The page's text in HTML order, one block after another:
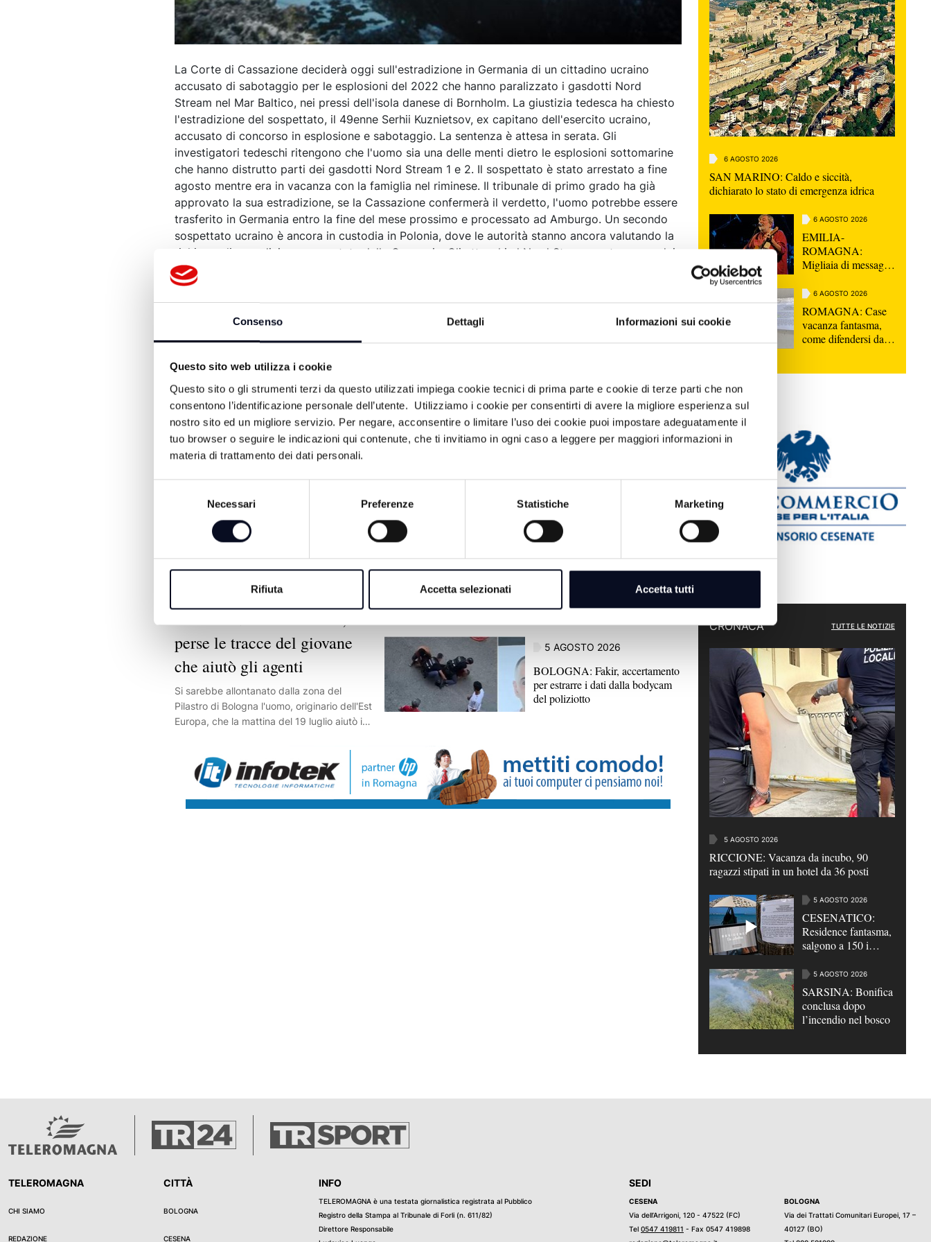
Consenso Dettagli Informazioni sui cookie
Questo sito web utilizza i cookie
Questo sito o gli strumenti terzi da questo utilizzati impiega cookie tecnici di prima parte e cookie di terze parti che non
consentono l’identificazione personale dell’utente. Utilizziamo i cookie per consentirti di avere la migliore esperienza sul
nostro sito ed un migliore servizio. Per negare, acconsentire o limitare l’uso dei cookie puoi impostare adeguatamente il
tuo browser o seguire le indicazioni qui contenute, che ti invitiamo in ogni caso a leggere per maggiori informazioni in
materia di trattamento dei dati personali.
Necessari Preferenze Statistiche Marketing
Rifiuta Accetta selezionati Accetta tutti
La Corte di Cassazione deciderà oggi sull'estradizione in Germania di un cittadino ucraino
accusato di sabotaggio per le esplosioni del 2022 che hanno paralizzato i gasdotti Nord
Stream nel Mar Baltico, nei pressi dell'isola danese di Bornholm. La giustizia tedesca ha chiesto
l'estradizione del sospettato, il 49enne Serhii Kuznietsov, ex capitano dell'esercito ucraino,
accusato di concorso in esplosione e sabotaggio. La sentenza è attesa in serata. Gli
investigatori tedeschi ritengono che l'uomo sia una delle menti dietro le esplosioni sottomarine
che hanno distrutto parti dei gasdotti Nord Stream 1 e 2. Il sospettato è stato arrestato a fine
agosto mentre era in vacanza con la famiglia nel riminese. Il tribunale di primo grado ha già
approvato la sua estradizione, se la Cassazione confermerà il verdetto, l'uomo potrebbe essere
trasferito in Germania entro la fine del mese prossimo e processato ad Amburgo. Un secondo
sospettato ucraino è ancora in custodia in Polonia, dove le autorità stanno ancora valutando la
richiesta di estradizione presentata dalla Germania. Gli attacchi al Nord Stream restano uno dei
casi irrisolti più delicati dal punto di vista politico in Europa.
ALTRE NOTIZIE DI CRONACA
BOLOGNA: Morte Fakir,
perse le tracce del giovane
che aiutò gli agenti
Si sarebbe allontanato dalla zona del
Pilastro di Bologna l'uomo, originario dell'Est
Europa, che la mattina del 19 luglio aiutò i
un'azione ripresa da video filmati dai
residenti. Secondo quanto si apprende il
testimone, che viveva in zona, se ne
sarebbe andato dopo aver ricevuto minacce
investimenti, sequestrati beni di
recuperato in una scarpata, è
grave
5 AGOSTO 2026
BOLOGNA: Fakir, accertamento
per estrarre i dati dalla bodycam
del poliziotto
6 AGOSTO 2026
SAN MARINO: Caldo e siccità,
dichiarato lo stato di emergenza idrica
6 AGOSTO 2026
EMILIA-
ROMAGNA:
Migliaia di messaggi
Guccini, "Non
morirà mai"
6 AGOSTO 2026
ROMAGNA: Case
vacanza fantasma,
come difendersi dalle
CRONACA TUTTE LE NOTIZIE
5 AGOSTO 2026
RICCIONE: Vacanza da incubo, 90
ragazzi stipati in un hotel da 36 posti
5 AGOSTO 2026
CESENATICO:
Residence fantasma,
salgono a 150 i
VIDEO
5 AGOSTO 2026
SARSINA: Bonifica
conclusa dopo
l’incendio nel bosco
TELEROMAGNA
CHI SIAMO
REDAZIONE
CITTÀ
BOLOGNA
CESENA
INFO
TELEROMAGNA è una testata giornalistica registrata al Pubblico
Registro della Stampa al Tribunale di Forli (n. 611/82)
Direttore Responsabile
SEDI
CESENA
Via dell’Arrigoni, 120 - 47522 (FC)
Tel 0547 419811 - Fax 0547 419898
BOLOGNA
Via dei Trattati Comunitari Europei, 17 –
40127 (BO)